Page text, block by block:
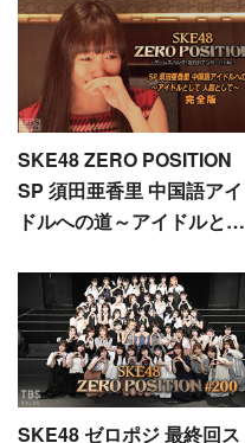
SKE48 ZERO POSITION
SP 須田亜香里 中国語アイ
ドルへの道～アイドルとし
SKE48 ゼロポジ 最終回ス